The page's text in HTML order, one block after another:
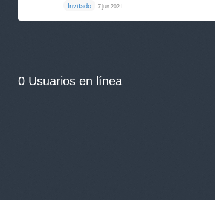
Invitado 7 jun 2021
0 Usuarios en línea